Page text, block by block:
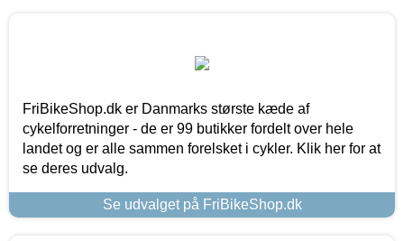
FriBikeShop.dk er Danmarks største kæde af
cykelforretninger - de er 99 butikker fordelt over hele
landet og er alle sammen forelsket i cykler. Klik her for at
se deres udvalg.
Se udvalget på FriBikeShop.dk